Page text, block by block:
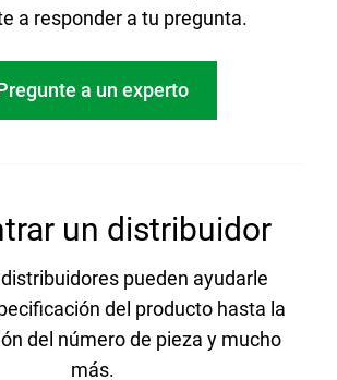
a responder a tu pregunta.
a un experto
un distribuidor
pueden ayudarle
del producto hasta la
del número de pieza y mucho
más.